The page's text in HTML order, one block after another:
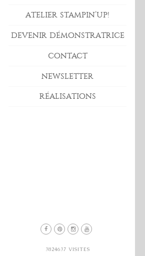
ATELIER STAMPIN’UP!
DEVENIR DÉMONSTRATRICE
CONTACT
NEWSLETTER
RÉALISATIONS
3824637 VISITES